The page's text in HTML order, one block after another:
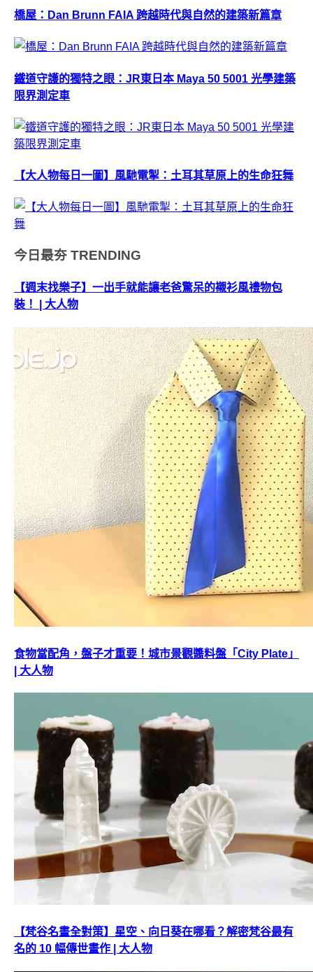
橋屋：Dan Brunn FAIA 跨越時代與自然的建築新篇章
鐵道守護的獨特之眼：JR東日本 Maya 50 5001 光學建築
限界測定車
【大人物每日一圖】風馳電掣：土耳其草原上的生命狂舞
今日最夯 TRENDING
【週末找樂子】一出手就能讓老爸驚呆的襯衫風禮物包
裝！ | 大人物
食物當配角，盤子才重要！城市景觀醬料盤「City Plate」
| 大人物
【梵谷名畫全對策】星空、向日葵在哪看？解密梵谷最有
名的 10 幅傳世畫作 | 大人物